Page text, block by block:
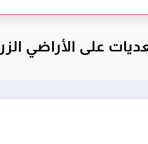
على الأراضي